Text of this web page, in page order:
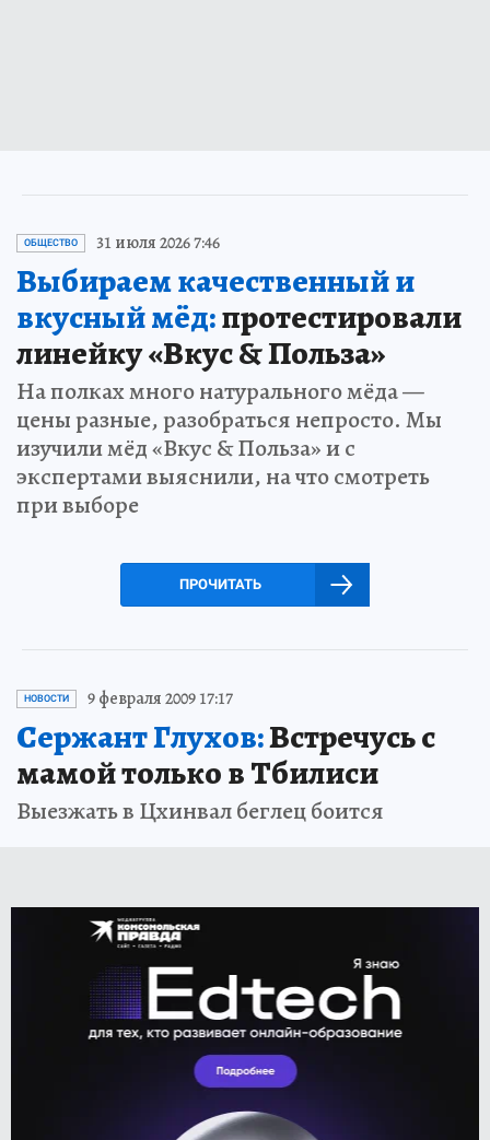
ОБЩЕСТВО 31 июля 2026 7:46
Выбираем качественный и
вкусный мёд:протестировали
линейку «Вкус & Польза»
На полках много натурального мёда —
цены разные, разобраться непросто. Мы
изучили мёд «Вкус & Польза» и с
экспертами выяснили, на что смотреть
при выборе
ПРОЧИТАТЬ
НОВОСТИ 9 февраля 2009 17:17
Сержант Глухов:Встречусь с
мамой только в Тбилиси
Выезжать в Цхинвал беглец боится